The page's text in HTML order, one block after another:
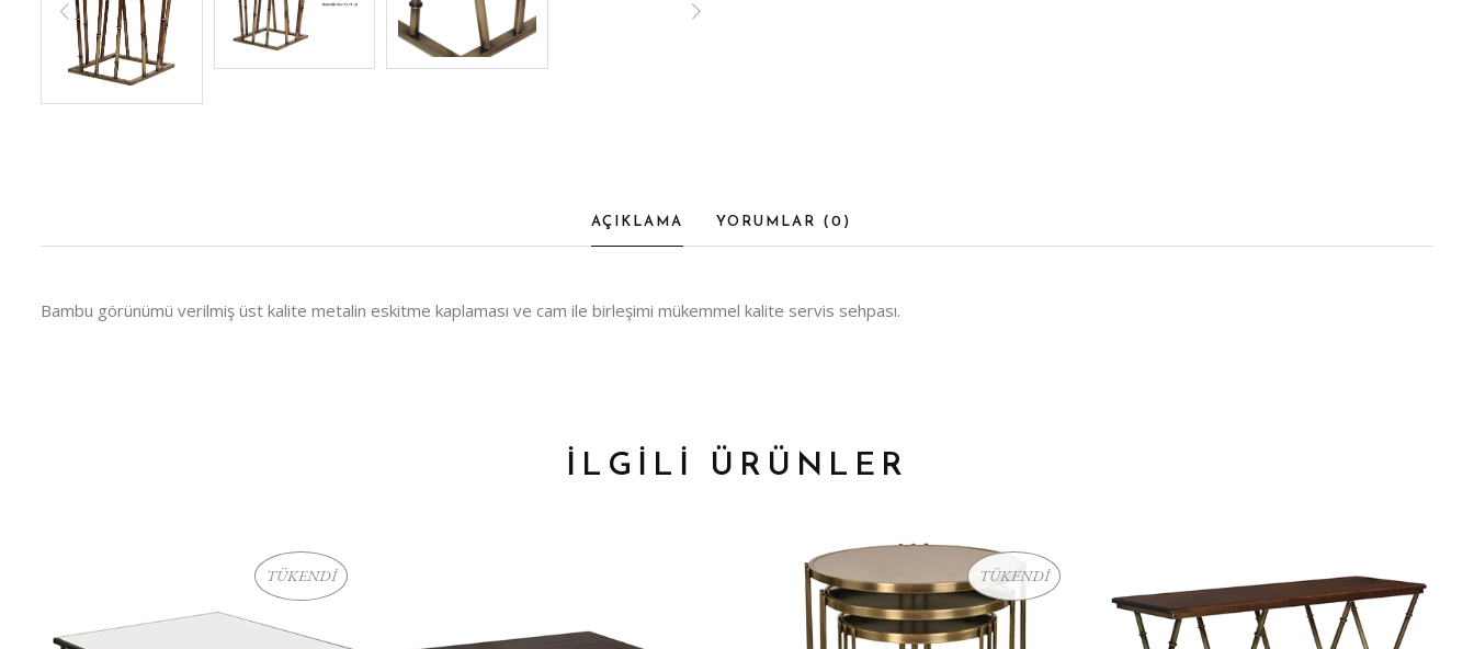
AÇIKLAMA YORUMLAR ( 0 )
Bambu görünümü verilmiş üst kalite metalin eskitme kaplaması ve cam ile birleşimi mükemmel kalite servis sehpası.
İLGİLİ ÜRÜNLER
TÜKENDİ TÜKENDİ